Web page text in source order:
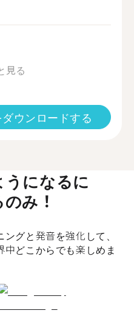
見る
ウンロードする
うになるに
み！
グと発音を強化して、
どこからでも楽しめま